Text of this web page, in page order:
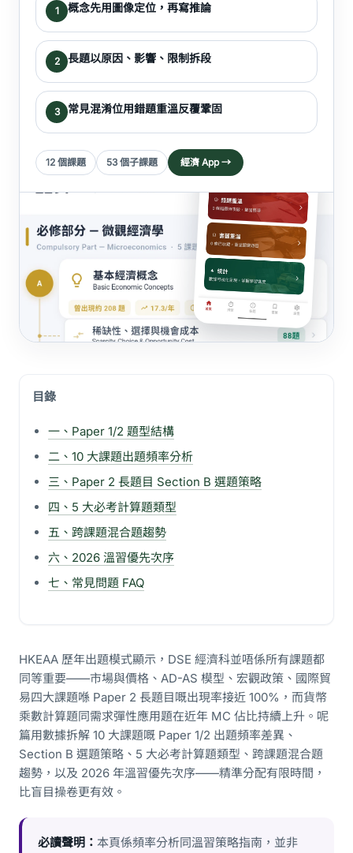
1 概念先用圖像定位，再寫推論
2 長題以原因、影響、限制拆段
3 常見混淆位用錯題重溫反覆鞏固
12 個課題 53 個子課題 經濟 App →
目錄
一、Paper 1/2 題型結構
二、10 大課題出題頻率分析
三、Paper 2 長題目 Section B 選題策略
四、5 大必考計算題類型
五、跨課題混合題趨勢
六、2026 溫習優先次序
七、常見問題 FAQ
HKEAA 歷年出題模式顯示，DSE 經濟科並唔係所有課題都
同等重要——市場與價格、AD-AS 模型、宏觀政策、國際貿
易四大課題喺 Paper 2 長題目嘅出現率接近 100%，而貨幣
乘數計算題同需求彈性應用題在近年 MC 佔比持續上升。呢
篇用數據拆解 10 大課題嘅 Paper 1/2 出題頻率差異、
Section B 選題策略、5 大必考計算題類型、跨課題混合題
趨勢，以及 2026 年溫習優先次序——精準分配有限時間，
比盲目操卷更有效。
必讀聲明： 本頁係頻率分析同溫習策略指南，並非